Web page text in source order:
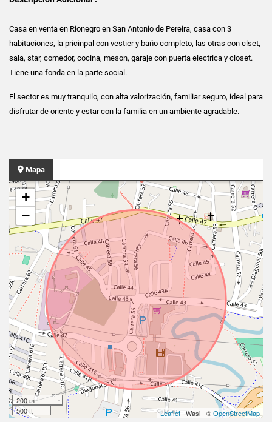
Casa en venta en Rionegro en San Antonio de Pereira, casa con 3
habitaciones, la pricinpal con vestier y bańo completo, las otras con clset,
sala, star, comedor, cocina, meson, garaje con puerta electrica y closet.
Tiene una fonda en la parte social.
El sector es muy tranquilo, con alta valorización, familiar seguro, ideal para
disfrutar de oriente y estar con la familia en un ambiente agradable.
Mapa
+
−
200 m
500 ft
Leaflet | Wasi - ©OpenStreetMap